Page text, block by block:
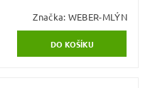
Značka: WEBER-MLÝN